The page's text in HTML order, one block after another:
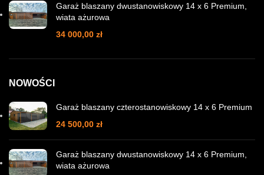
Garaż blaszany dwustanowiskowy 14 x 6 Premium,
wiata ażurowa
34 000,00 zł
NOWOŚCI
Garaż blaszany czterostanowiskowy 14 x 6 Premium
24 500,00 zł
Garaż blaszany dwustanowiskowy 14 x 6 Premium,
wiata ażurowa